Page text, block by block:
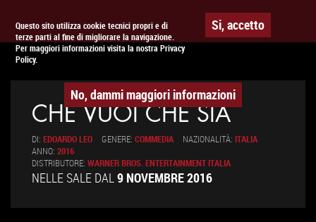
Questo sito utilizza cookie tecnici propri e di
terze parti al fine di migliorare la navigazione.
Per maggiori informazioni visita la nostra Privacy
Policy.
Si, accetto
No, dammi maggiori informazioni
APPUNTAMENTO AL CINEMA
CHE VUOI CHE SIA
DI: EDOARDO LEO GENERE: COMMEDIA NAZIONALITÀ: ITALIA
ANNO: 2016
DISTRIBUTORE: WARNER BROS. ENTERTAINMENT ITALIA
NELLE SALE DAL9 NOVEMBRE 2016